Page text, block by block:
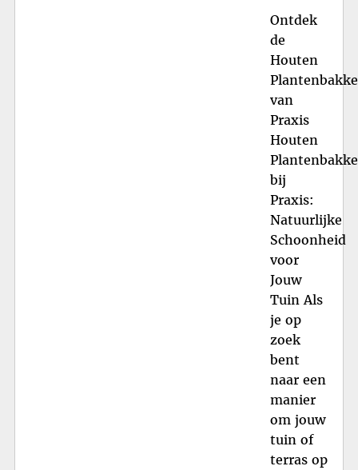
Ontdek
de
Houten
van
Praxis
Houten
bij
Praxis:
Natuurlijke
Schoonheid
voor
Jouw
Tuin Als
je op
zoek
bent
naar een
manier
om jouw
tuin of
terras op